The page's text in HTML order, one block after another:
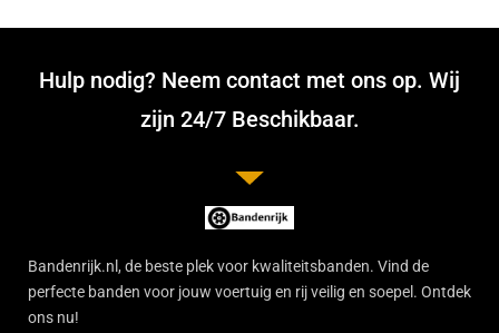
Hulp nodig? Neem contact met ons op. Wij
zijn 24/7 Beschikbaar.
Bandenrijk.nl, de beste plek voor kwaliteitsbanden. Vind de
perfecte banden voor jouw voertuig en rij veilig en soepel. Ontdek
ons nu!